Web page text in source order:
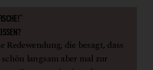
Redewendung, die besagt, dass
langsam aber mal zur